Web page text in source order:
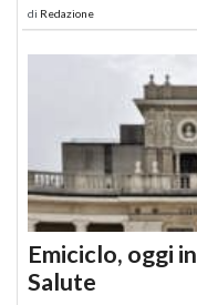
di Redazione
Emiciclo, oggi
Salute